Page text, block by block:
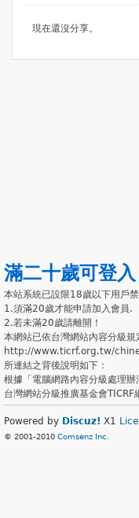
現在還沒分享。
滿二十歲可登入
本站系統已設限18歲以下用戶禁
1.須滿20歲才能申請加入會員.
2.若未滿20歲請離開！
本網站已依台灣網站內容分級規
http://www.ticrf.org.tw/
所連結之背後說明如下：
根據「電腦網路內容分級處理
台灣網站分級推廣基金會
Powered by Discuz! X1
© 2001-2010 Comsenz Inc.